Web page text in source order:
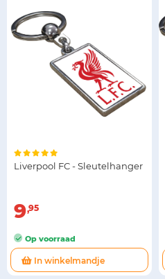
Liverpool FC - Sleutelhanger
9 95
Op voorraad
In winkelmandje